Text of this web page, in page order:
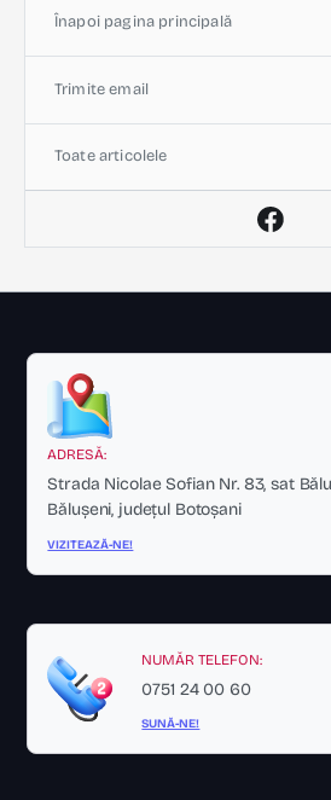
Înapoi pagina principală
Trimite email
Toate articolele
ADRESĂ:
Strada Nicolae Sofian Nr. 83, sat
Bălușeni, județul Botoșani
VIZITEAZĂ-NE!
NUMĂR TELEFON:
0751 24 00 60
SUNĂ-NE!